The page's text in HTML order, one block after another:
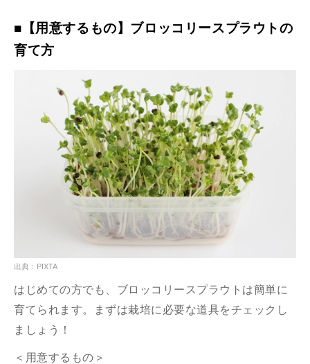
■【用意するもの】ブロッコリースプラウトの
育て方
出典：PIXTA
はじめての方でも、ブロッコリースプラウトは簡単に
育てられます。まずは栽培に必要な道具をチェックし
ましょう！
＜用意するもの＞